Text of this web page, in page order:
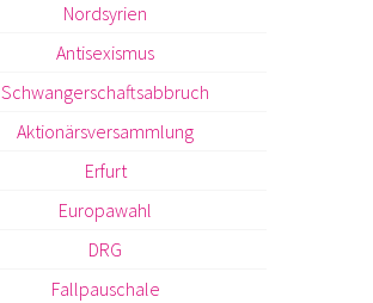
Nordsyrien
Antisexismus
Schwangerschaftsabbruch
Aktionärsversammlung
Erfurt
Europawahl
DRG
Fallpauschale